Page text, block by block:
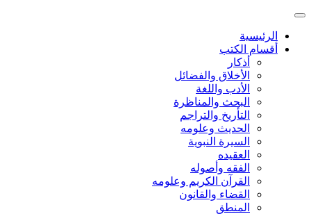
الرئيسية
أقسام الكتب
أذكار
الأخلاق والفضائل
الأدب واللغة
البحث والمناظرة
التأريخ والتراجم
الحديث وعلومه
السيرة النبوية
العقيده
الفقه وأصوله
القرآن الكريم وعلومه
القضاء والقانون
المنطق